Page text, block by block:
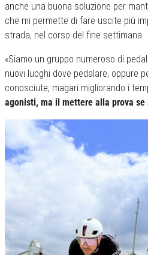
anche una buona soluzione per
che mi permette di fare uscite più
strada, nel corso del fine settimana.
«Siamo un gruppo numeroso di
nuovi luoghi dove pedalare, oppure
conosciute, magari migliorando i
agonisti, ma il mettere alla prova